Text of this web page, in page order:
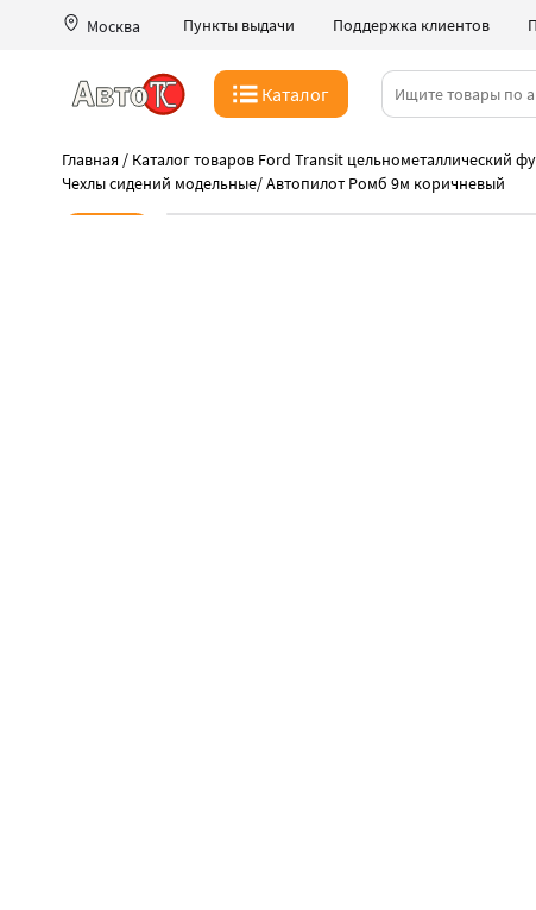
Москва Пункты выдачи Поддержка клиентов
Каталог
Главная / Каталог товаров Ford Transit цельнометаллический
Чехлы сидений модельные/Автопилот Ромб 9м коричневый